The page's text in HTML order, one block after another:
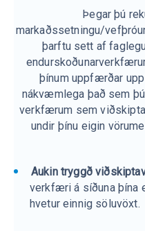
Þegar þú
markaðssetningu/
þarftu sett af
þínum uppfærðar
nákvæmlega það sem
verkfærum sem
undir þínu eigin
Aukin tryggð
verkfæri á síðuna þína
hvetur einnig söluvöxt.